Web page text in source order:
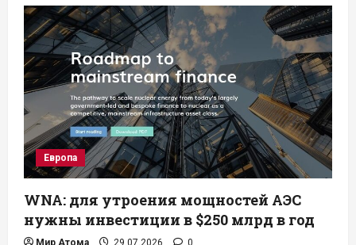
поддержит
проекты
АММР
Rolls-
Royce
в
Нидерландах
Европа
WNA: для утроения мощностей АЭС
нужны инвестиции в $250 млрд в год
Мир Атома 29.07.2026 0